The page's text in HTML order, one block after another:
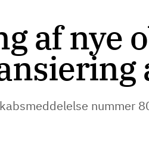
af nye
nummer